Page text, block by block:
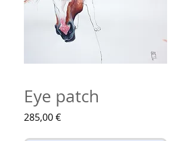
Eye patch
285,00 €Precio